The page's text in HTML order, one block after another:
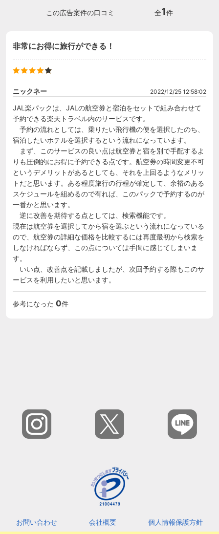
この広告案件の口コミ 全1件
非常にお得に旅行ができる！
ニックネー 2022/12/25 12:58:02
JAL楽パックは、JALの航空券と宿泊をセットで組み合わせて
予約できる楽天トラベル内のサービスです。
予約の流れとしては、乗りたい飛行機の便を選択したのち、
宿泊したいホテルを選択するという流れになっています。
まず、このサービスの良い点は航空券と宿を別で手配するよ
りも圧倒的にお得に予約できる点です。航空券の時間変更不可
というデメリットがあるとしても、それを上回るようなメリッ
トだと思います。ある程度旅行の行程が確定して、余裕のある
スケジュールを組めるので有れば、このパックで予約するのが
一番かと思います。
逆に改善を期待する点としては、検索機能です。
現在は航空券を選択してから宿を選ぶという流れになっている
ので、航空券の詳細な価格を比較するには再度最初から検索を
しなければならず、この点については手間に感じてしまいま
す。
いい点、改善点を記載しましたが、次回予約する際もこのサ
参考になった 0件
お問い合わせ 会社概要
個人情報保護方針